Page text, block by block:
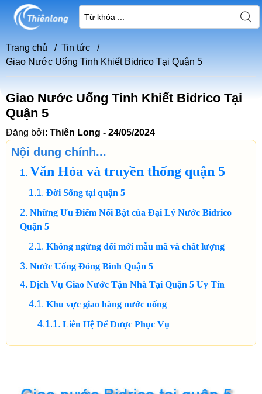
Trang chủ / Tin tức
/
Giao Nước Uống Tinh Khiết Bidrico Tại Quận 5
Giao Nước Uống Tinh Khiết Bidrico Tại
Quận 5
Đăng bởi: Thiên Long - 24/05/2024
Nội dung chính...
Văn Hóa và truyền thống quận 5
Đời Sống tại quận 5
Những Ưu Điểm Nổi Bật của Đại Lý Nước Bidrico
Quận 5
Không ngừng đổi mới mẫu mã và chất lượng
Nước Uống Đóng Bình Quận 5
Dịch Vụ Giao Nước Tận Nhà Tại Quận 5 Uy Tín
Khu vực giao hàng nước uống
Liên Hệ Để Được Phục Vụ